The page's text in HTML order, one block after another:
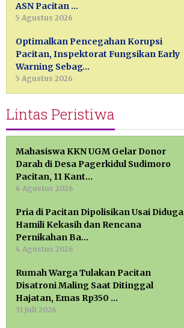
ASN Pacitan …
5 Agustus 2026
Optimalkan Pencegahan Korupsi
Pacitan, Inspektorat Fungsikan Early
Warning Sebag…
5 Agustus 2026
Lintas Peristiwa
Mahasiswa KKN UGM Gelar Donor
Darah di Desa Pagerkidul Sudimoro
Pacitan, 11 Kant…
6 Agustus 2026
Pria di Pacitan Dipolisikan Usai Diduga
Hamili Kekasih dan Rencana
Pernikahan Ba…
4 Agustus 2026
Rumah Warga Tulakan Pacitan
Disatroni Maling Saat Ditinggal
Hajatan, Emas Rp350 …
31 Juli 2026